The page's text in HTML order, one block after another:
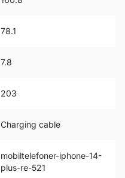
78.1
7.8
203
Charging cable
mobiltelefoner-iphone-14-
plus-re-521